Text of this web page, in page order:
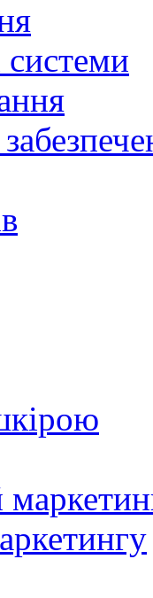
системи